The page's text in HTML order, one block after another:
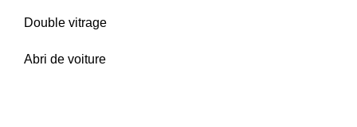
Double vitrage
Abri de voiture